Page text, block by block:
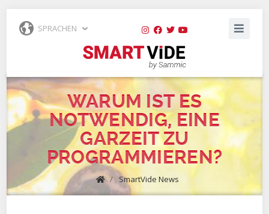
SPRACHEN
WARUM IST ES
NOTWENDIG, EINE
GARZEIT ZU
PROGRAMMIEREN?
/ SmartVide News